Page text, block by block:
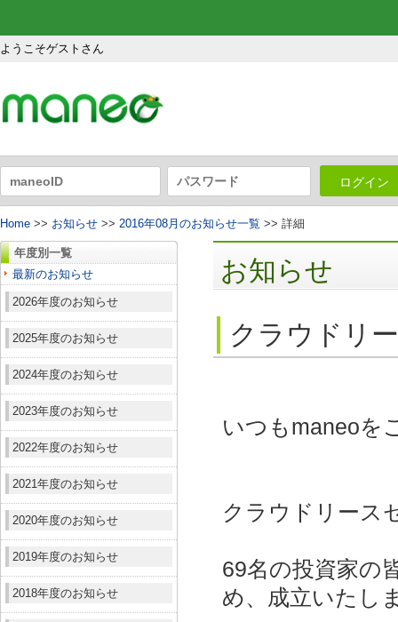
ようこそゲストさん
ログイン
Home >> お知らせ >> 2016年08月のお知らせ一覧 >> 詳細
年度別一覧
最新のお知らせ
2026年度のお知らせ
2025年度のお知らせ
2024年度のお知らせ
2023年度のお知らせ
2022年度のお知らせ
2021年度のお知らせ
2020年度のお知らせ
2019年度のお知らせ
2018年度のお知らせ
お知らせ
クラウドリ
いつもmaneoを
クラウドリース
69名の投資家の
め、成立いたし